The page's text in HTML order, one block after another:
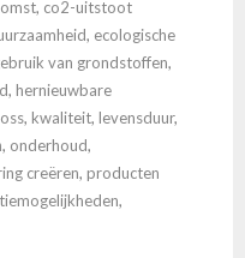
, co2-uitstoot
, ecologische
van grondstoffen,
, hernieuwbare
, kwaliteit, levensduur,
, onderhoud,
creëren, producten
,